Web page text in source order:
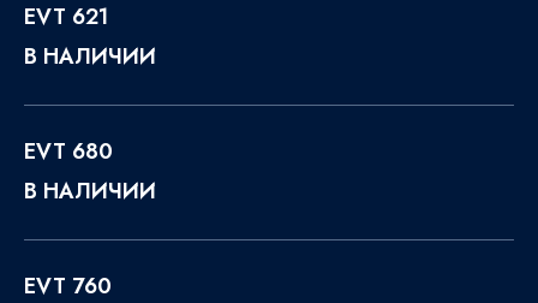
EVT 621
В НАЛИЧИИ
EVT 680
В НАЛИЧИИ
EVT 760